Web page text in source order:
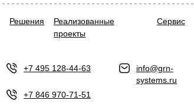
info@grn-
systems.ru
+7 846 970-71-51
+7 495 128-44-63
Решения Сервис
Реализованные
проекты